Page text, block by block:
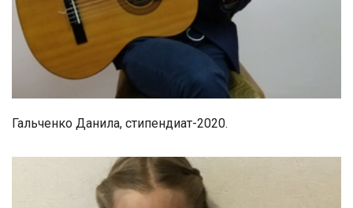
Гальченко Данила, стипендиат-2020.